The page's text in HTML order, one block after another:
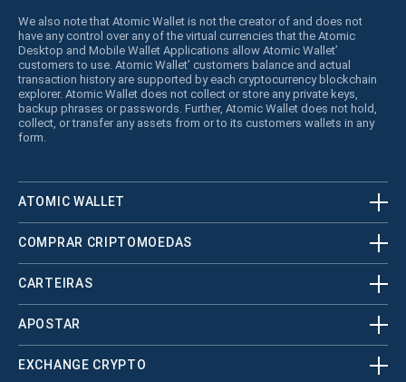
We also note that Atomic Wallet is not the creator of and does not
have any control over any of the virtual currencies that the Atomic
Desktop and Mobile Wallet Applications allow Atomic Wallet’
customers to use. Atomic Wallet’ customers balance and actual
transaction history are supported by each cryptocurrency blockchain
explorer. Atomic Wallet does not collect or store any private keys,
backup phrases or passwords. Further, Atomic Wallet does not hold,
collect, or transfer any assets from or to its customers wallets in any
form.
ATOMIC WALLET
COMPRAR CRIPTOMOEDAS
CARTEIRAS
APOSTAR
EXCHANGE CRYPTO